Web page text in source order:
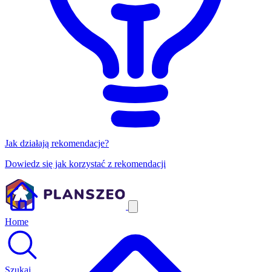
Jak działają rekomendacje?
Dowiedz się jak korzystać z rekomendacji
Home
Szukaj